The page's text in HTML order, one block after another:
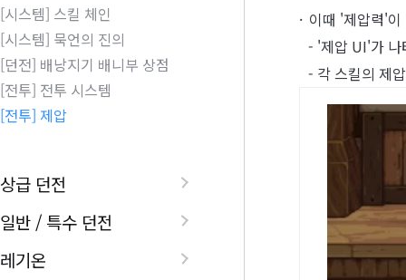
[시스템] 스킬 체인
[시스템] 묵언의 진의
[던전] 배낭지기 배니부 상점
[전투] 전투 시스템
[전투] 제압
상급 던전
일반 / 특수 던전
레기온
이때 '제압력'
- '제압 UI'가 나
- 각 스킬의 제